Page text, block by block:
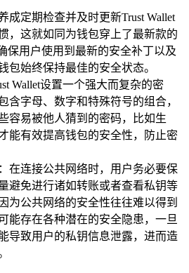
成定期检查并及时更新Trust Wallet
，这就如同为钱包穿上了最新款的
保用户使用到最新的安全补丁以及
包始终保持最佳的安全状态。
Wallet设置一个强大而复杂的密
含字母、数字和特殊符号的组合，
容易被他人猜到的密码，比如生
能有效提高钱包的安全性，防止密
：在连接公共网络时，用户务必要保
避免进行诸如转账或者查看私钥等
为公共网络的安全性往往难以得到
能存在各种潜在的安全隐患，一旦
导致用户的私钥信息泄露，进而造